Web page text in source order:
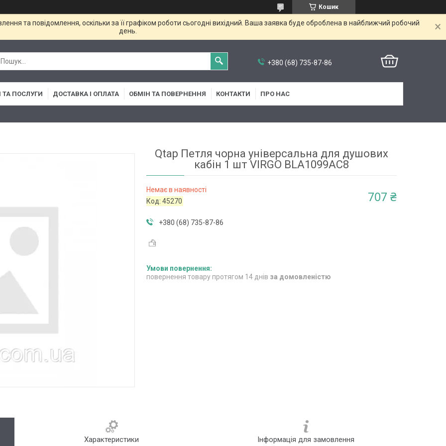
Кошик
та повідомлення, оскільки за її графіком роботи сьогодні вихідний. Ваша заявка буде оброблена в найближчий робочий
день.
+380 (68) 735-87-86
ТА ПОСЛУГИ ДОСТАВКА І ОПЛАТА ОБМІН ТА ПОВЕРНЕННЯ КОНТАКТИ ПРО НАС
Qtap Петля чорна універсальна для душових
кабін 1 шт VIRGO BLA1099AC8
Немає в наявності
Код:45270 707 ₴
+380 (68) 735-87-86
повернення товару протягом 14 днів за домовленістю
Характеристики Інформація для замовлення